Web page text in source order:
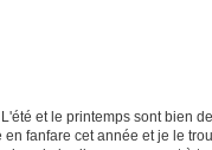
et le printemps sont bien
en fanfare cet année et je le